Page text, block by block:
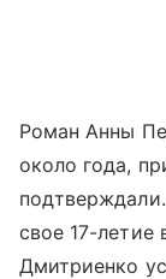
Роман Анны
около года,
свое 17-летие
Дмитриенко